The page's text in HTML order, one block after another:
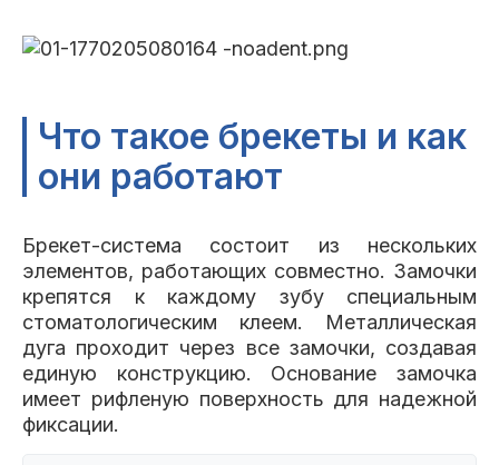
Вопросы и ответы Награды Лицензии
Гарантии Информация О компании
Сотрудники
Что такое брекеты и как
они работают
Брекет-система состоит из нескольких
элементов, работающих совместно. Замочки
крепятся к каждому зубу специальным
стоматологическим клеем. Металлическая
дуга проходит через все замочки, создавая
единую конструкцию. Основание замочка
имеет рифленую поверхность для надежной
фиксации.